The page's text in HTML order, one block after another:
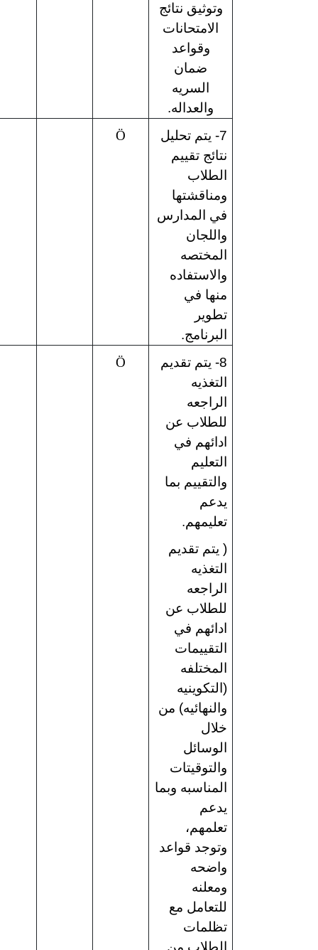
وتوثيق نتائج
الامتحانات
وقواعد
ضمان
السريه
والعداله.
7- يتم تحليل
نتائج تقييم
الطلاب
ومناقشتها
في المدارس
واللجان
المختصه
والاستفاده
منها في
تطوير
البرنامج.
8- يتم تقديم
التغذيه
الراجعه
للطلاب عن
ادائهم في
التعليم
والتقييم بما
يدعم
تعليمهم.
( يتم تقديم
التغذيه
الراجعه
للطلاب عن
ادائهم في
التقييمات
المختلفه
(التكوينيه
والنهائيه) من
خلال
الوسائل
والتوقيتات
المناسبه وبما
يدعم
تعلمهم،
وتوجد قواعد
واضحه
ومعلنه
للتعامل مع
تظلمات
الطلاب من